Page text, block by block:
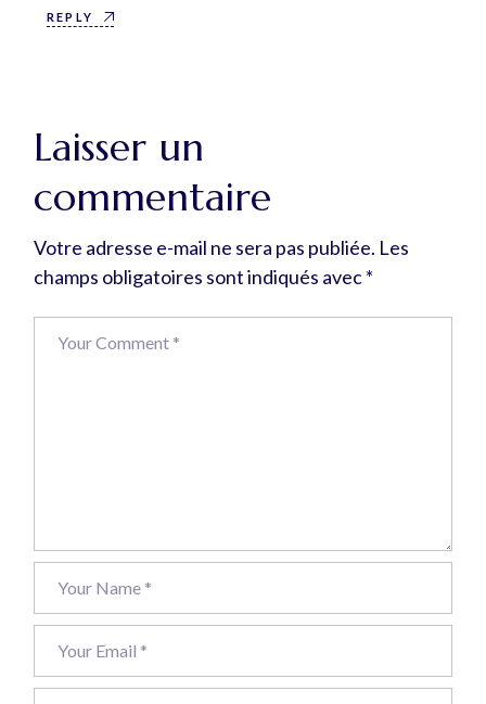
REPLY
Laisser un
commentaire
Votre adresse e-mail ne sera pas publiée. Les
champs obligatoires sont indiqués avec*